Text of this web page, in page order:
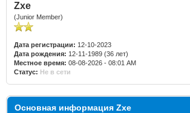
Zxe
(Junior Member)
Дата регистрации: 12-10-2023
Дата рождения: 12-11-1989 (36 лет)
Местное время: 08-08-2026 - 08:01 AM
Статус: Не в сети
Основная информация Zxe